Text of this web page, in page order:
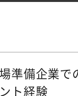
準備企業
ト経験